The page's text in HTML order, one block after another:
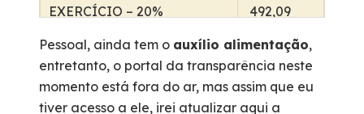
EXERCÍCIO – 20%
492,09
ADICIONAL POR SERVIÇO
NOTURNO – 30%
R$
738,13
TOTAL
R$
Pessoal, ainda tem o auxílio alimentação,
entretanto, o portal da transparência neste
momento está fora do ar, mas assim que eu
tiver acesso a ele, irei atualizar aqui a